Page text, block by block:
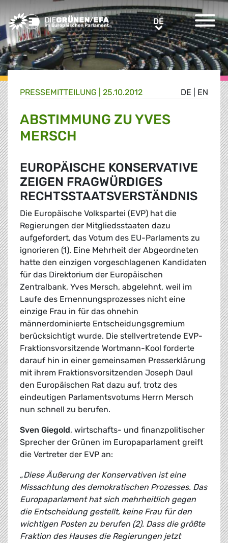
Greens/EFA Home DEDE
DE EN
PRESSE­MITTEILUNG 25.10.2012
ABSTIMMUNG ZU YVES
MERSCH
EUROPÄISCHE KONSERVATIVE
ZEIGEN FRAGWÜRDIGES
RECHTSSTAATSVERSTÄNDNIS
Die Europäische Volkspartei (EVP) hat die
Regierungen der Mitgliedsstaaten dazu
aufgefordert, das Votum des EU-Parlaments zu
ignorieren (1). Eine Mehrheit der Abgeordneten
hatte den einzigen vorgeschlagenen Kandidaten
für das Direktorium der Europäischen
Zentralbank, Yves Mersch, abgelehnt, weil im
Laufe des Ernennungsprozesses nicht eine
einzige Frau in für das ohnehin
männerdominierte Entscheidungsgremium
berücksichtigt wurde. Die stellvertretende EVP-
Fraktionsvorsitzende Wortmann-Kool forderte
darauf hin in einer gemeinsamen Presserklärung
mit ihrem Fraktionsvorsitzenden Joseph Daul
den Europäischen Rat dazu auf, trotz des
eindeutigen Parlamentsvotums Herrn Mersch
nun schnell zu berufen.
Sven Giegold, wirtschafts- und finanzpolitischer
Sprecher der Grünen im Europaparlament greift
die Vertreter der EVP an:
„Diese Äußerung der Konservativen ist eine
Missachtung des demokratischen Prozesses. Das
Europaparlament hat sich mehrheitlich gegen
die Entscheidung gestellt, keine Frau für den
wichtigen Posten zu berufen (2). Dass die größte
Fraktion des Hauses die Regierungen jetzt